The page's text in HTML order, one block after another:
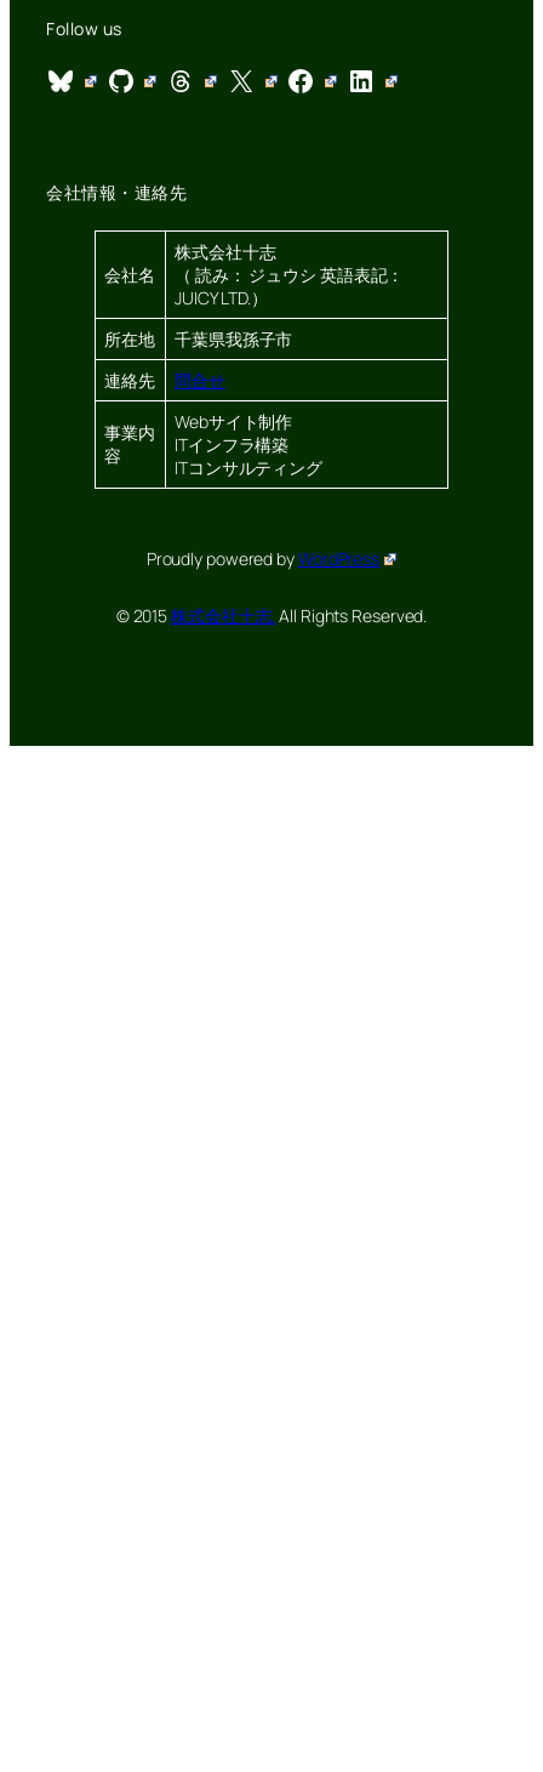
Follow us
Bluesky GitHub Threads X Facebook LinkedIn
会社情報・連絡先
会社名
株式会社十志
（ 読み： ジュウシ 英語表記：
JUICY LTD.）
所在地
千葉県我孫子市
連絡先
問合せ
事業内
容
Webサイト制作
ITインフラ構築
ITコンサルティング
Proudly powered byWordPress
© 2015株式会社十志. All Rights Reserved.